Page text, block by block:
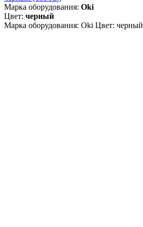
Марка оборудования: Oki
Цвет: черный
Марка оборудования: Oki Цвет: черный